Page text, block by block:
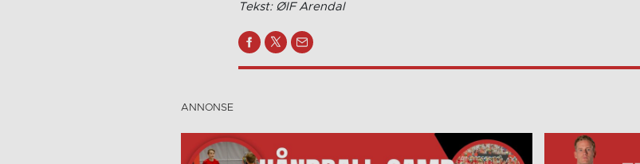
Tekst: ØIF Arendal